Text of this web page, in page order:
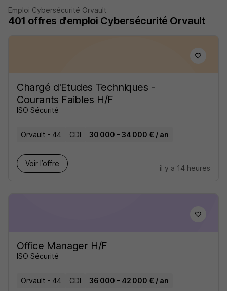
Emploi Cybersécurité Orvault
401 offres d'emploi Cybersécurité Orvault
Chargé d'Etudes Techniques -
Courants Faibles H/F
ISO Sécurité
Orvault - 44 CDI 30 000 - 34 000 € / an
Voir l’offre
il y a 14 heures
Office Manager H/F
ISO Sécurité
Orvault - 44 CDI 36 000 - 42 000 € / an